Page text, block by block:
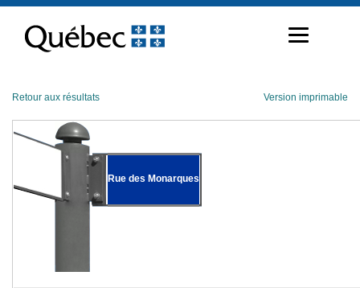
contenu
Retour aux résultats Version imprimable
Rue des Monarques